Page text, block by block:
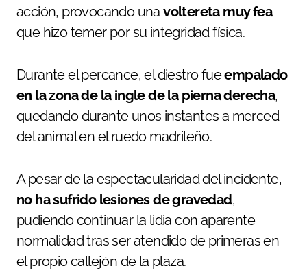
acción, provocando unavoltereta muy fea
que hizo temer por su integridad física.
Durante el percance, el diestro fueempalado
en la zona de la ingle de la pierna derecha,
quedando durante unos instantes a merced
del animal en el ruedo madrileño.
A pesar de la espectacularidad del incidente,
no ha sufrido lesiones de gravedad,
pudiendo continuar la lidia con aparente
normalidad tras ser atendido de primeras en
el propio callejón de la plaza.